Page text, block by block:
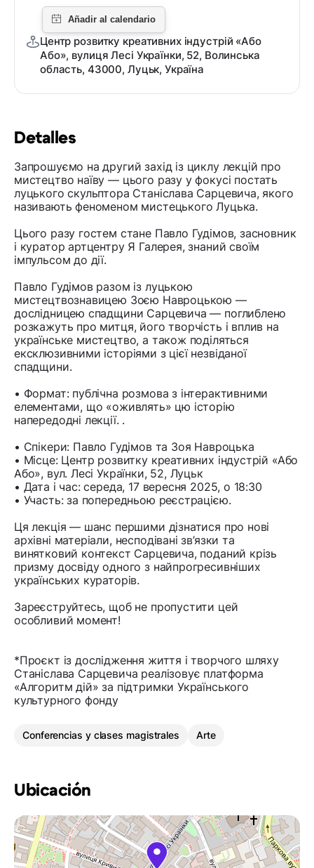
Detalles
Запрошуємо на другий захід із циклу лекцій про
мистецтво наїву — цього разу у фокусі постать
луцького скульптора Станіслава Сарцевича, якого
називають феноменом мистецького Луцька.
Цього разу гостем стане Павло Гудімов, засновник
і куратор артцентру Я Галерея, знаний своїм
імпульсом до дії.
Павло Гудімов разом із луцькою
мистецтвознавицею Зоєю Навроцькою —
дослідницею спадщини Сарцевича — поглиблено
розкажуть про митця, його творчість і вплив на
українське мистецтво, а також поділяться
ексклюзивними історіями з цієї незвіданої
спадщини.
• Формат: публічна розмова з інтерактивними
елементами, що «оживлять» цю історію
напередодні лекції. .
• Спікери: Павло Гудімов та Зоя Навроцька
• Місце: Центр розвитку креативних індустрій «Або
Або», вул. Лесі Українки, 52, Луцьк
• Дата і час: середа, 17 вересня 2025, о 18:30
• Участь: за попередньою реєстрацією.
Ця лекція — шанс першими дізнатися про нові
архівні матеріали, несподівані зв’язки та
винятковий контекст Сарцевича, поданий крізь
призму досвіду одного з найпрогресивніших
українських кураторів.
Зареєструйтесь, щоб не пропустити цей
особливий момент!
*Проєкт із дослідження життя і творчого шляху
Станіслава Сарцевича реалізовує платформа
«Алгоритм дій» за підтримки Українського
культурного фонду
Conferencias y clases magistrales Arte
Ubicación
Центр розвитку креативних індустрій «Або
Або», вулиця Лесі Українки, 52, Волинська
область, 43000, Луцьк, Україна